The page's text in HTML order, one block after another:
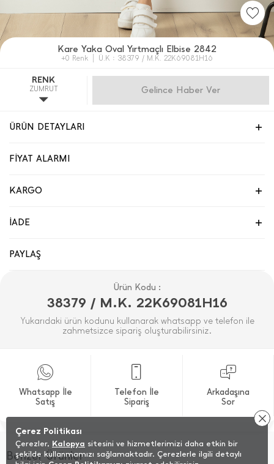
Kare Yaka Oval Yırtmaçlı Elbise 2842
+0 Renk Ü.K : 38379 / M.K. 22K69081H16
RENK
ZUMRUT Gelince Haber Ver
ÜRÜN DETAYLARI
FİYAT ALARMI
KARGO
İADE
PAYLAŞ
Ürün Kodu :
38379 / M.K. 22K69081H16
Yukarıdaki ürün kodunu kullanarak whatsapp ve telefon ile
zahmetsizce sipariş oluşturabilirsiniz.
Whatsapp İle
Satış
Telefon İle
Sipariş
Arkadaşına
Sor
Benzer Ürünler
Çerez Politikası
Çerezler, Kalopya sitesini ve hizmetlerimizi daha etkin bir
şekilde kullanmamızı sağlamaktadır. Çerezlerle ilgili detaylı